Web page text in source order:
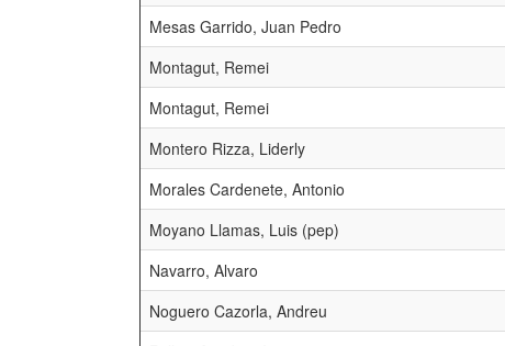
Mesas Garrido, Juan Pedro
Montagut, Remei
Montagut, Remei
Montero Rizza, Liderly
Morales Cardenete, Antonio
Moyano Llamas, Luis (pep)
Navarro, Alvaro
Noguero Cazorla, Andreu